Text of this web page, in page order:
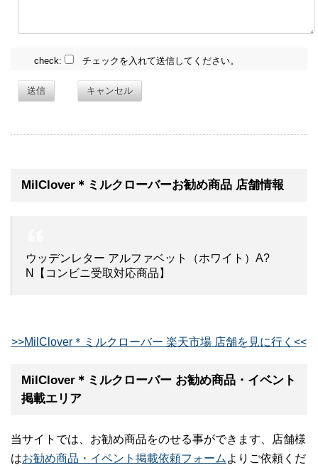
check: チェックを入れて送信してください。
送信 キャンセル
MilClover＊ミルクローバーお勧め商品 店舗情報
ウッデンレター アルファベット（ホワイト）A?
N【コンビニ受取対応商品】
>>MilClover＊ミルクローバー 楽天市場 店舗を見に行く<<
MilClover＊ミルクローバー お勧め商品・イベント
掲載エリア
当サイトでは、お勧め商品をのせる事ができます、店舗様
はお勧め商品・イベント掲載依頼フォーム よりご依頼くだ